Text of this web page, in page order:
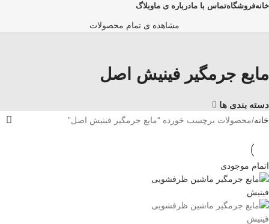
خانهفروشگاهتماس با مادرباره ی ماوبلاگ
مشاهده ی تمام محصولات
مایع جرمگیر فینیش اصل
دسته بندی ها
خانه محصولات برچسب خورده “مایع جرمگیر فینیش اصل”
اتمام موجودی